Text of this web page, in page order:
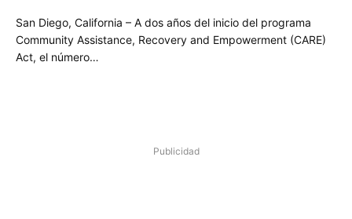
San Diego, California – A dos años del inicio del programa
Community Assistance, Recovery and Empowerment (CARE)
Act, el número…
Publicidad